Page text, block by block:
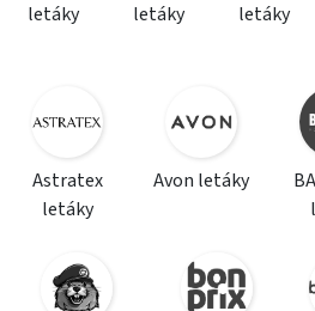
letáky
letáky
letáky
Astratex
letáky
Avon letáky